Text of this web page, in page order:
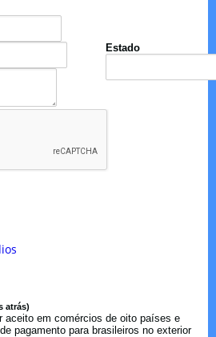
Estado
atrás)
aceito em comércios de oito países e
pagamento para brasileiros no exterior